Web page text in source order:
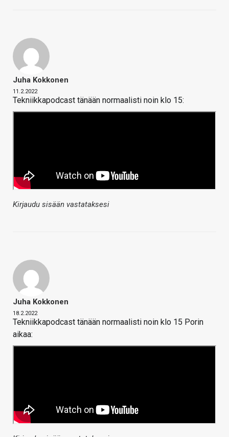
Juha Kokkonen
11.2.2022
Tekniikkapodcast tänään normaalisti noin klo 15:
Kirjaudu sisään vastataksesi
Juha Kokkonen
18.2.2022
Tekniikkapodcast tänään normaalisti noin klo 15 Porin
aikaa: